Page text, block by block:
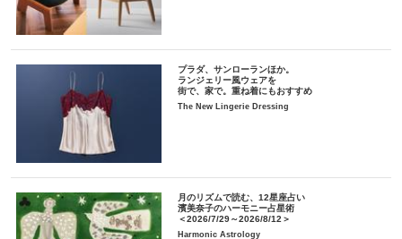
プラダ、サンローランほか。
ランジェリー風ウェアを
街で、家で。重ね着にもおすすめ
The New Lingerie Dressing
月のリズムで読む、12星座占い
濱美奈子のハーモニー占星術
＜2026/7/29～2026/8/12＞
Harmonic Astrology